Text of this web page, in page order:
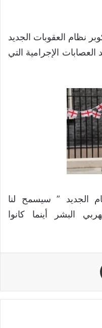
نظام العقوبات الجديد
الإجرامية التي
الجديد ” سيسمح لنا
البشر أينما كانوا